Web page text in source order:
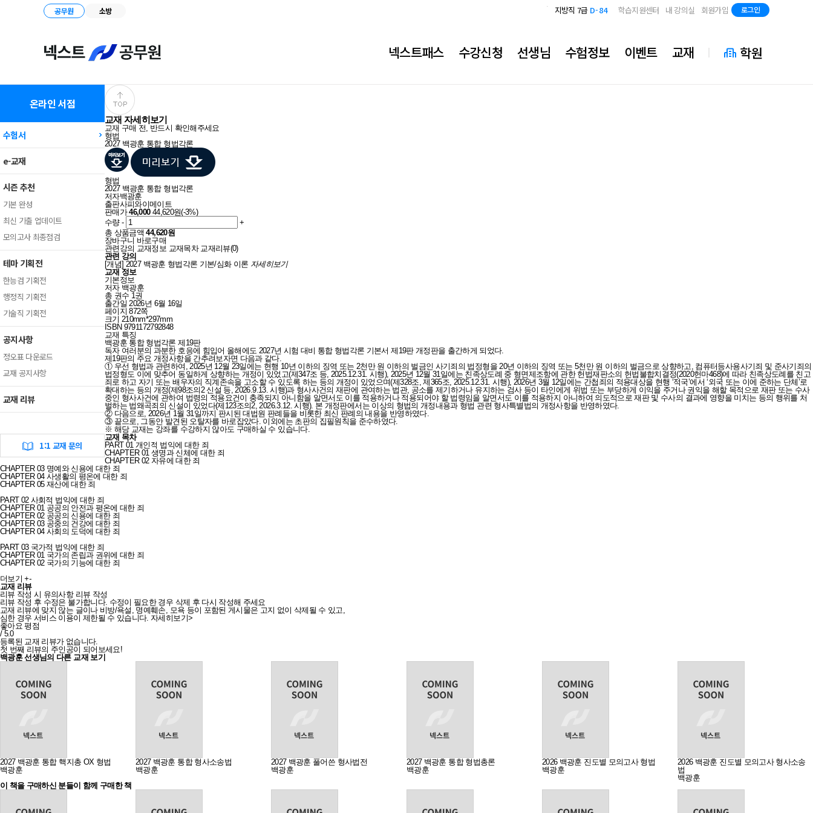
공무원 소방 학습지원센터 내 강의실 회원가입 로그인
지방직 7급 D-84
국가직 7급 2차
넥스트패스 수강신청 선생님 수험정보 이벤트 교재 학원
온라인 서점
수험서
e-교재
시즌 추천
기본 완성
최신 기출 업데이트
모의고사 최종점검
테마 기획전
한능검 기획전
행정직 기획전
기술직 기획전
공지사항
정오표 다운로드
교재 공지사항
교재 리뷰
1:1 교재 문의
교재 자세히보기
교재 구매 전, 반드시 확인해주세요
형법
2027 백광훈 통합 형법각론
형법
2027 백광훈 통합 형법각론
저자백광훈
출판사피와이메이트
판매가46,00044,620원(-3%)
수량 -
+
총 상품금액 44,620원
장바구니 바로구매
관련강의 교재정보 교재목차 교재리뷰(0)
관련 강의
[개념] 2027 백광훈 형법각론 기본/심화 이론 자세히보기
교재 정보
기본정보
저자 백광훈
총 권수 1권
출간일 2026년 6월 16일
페이지 872쪽
크기 210mm*297mm
ISBN 9791172792848
교재 특징
백광훈 통합 형법각론 제19판
독자 여러분의 과분한 호응에 힘입어 올해에도 2027년 시험 대비 통합 형법각론 기본서 제19판 개정판을 출간하게 되었다.
제19판의 주요 개정사항을 간추려보자면 다음과 같다.
① 우선 형법과 관련하여, 2025년 12월 23일에는 현행 10년 이하의 징역 또는 2천만 원 이하의 벌금인 사기죄의 법정형을 20년 이하의 징역 또는 5천만 원 이하의 벌금으로 상향하고, 컴퓨터등사용사기죄 및 준사기죄의
법정형도 이에 맞추어 동일하게 상향하는 개정이 있었고(제347조 등, 2025.12.31. 시행), 2025년 12월 31일에는 친족상도례 중 형면제조항에 관한 헌법재판소의 헌법불합치결정(2020헌마468)에 따라 친족상도례를 친고
죄로 하고 자기 또는 배우자의 직계존속을 고소할 수 있도록 하는 등의 개정이 있었으며(제328조, 제365조, 2025.12.31. 시행), 2026년 3월 12일에는 간첩죄의 적용대상을 현행 ‘적국’에서 ‘외국 또는 이에 준하는 단체’로
확대하는 등의 개정(제98조의2 신설 등, 2026.9.13. 시행)과 형사사건의 재판에 관여하는 법관, 공소를 제기하거나 유지하는 검사 등이 타인에게 위법 또는 부당하게 이익을 주거나 권익을 해할 목적으로 재판 또는 수사
중인 형사사건에 관하여 법령의 적용요건이 충족되지 아니함을 알면서도 이를 적용하거나 적용되어야 할 법령임을 알면서도 이를 적용하지 아니하여 의도적으로 재판 및 수사의 결과에 영향을 미치는 등의 행위를 처
벌하는 법왜곡죄의 신설이 있었다(제123조의2, 2026.3.12. 시행). 본 개정판에서는 이상의 형법의 개정내용과 형법 관련 형사특별법의 개정사항을 반영하였다.
② 다음으로, 2026년 1월 31일까지 판시된 대법원 판례들을 비롯한 최신 판례의 내용을 반영하였다.
③ 끝으로, 그동안 발견된 오탈자를 바로잡았다. 이외에는 초판의 집필원칙을 준수하였다.
※ 해당 교재는 강좌를 수강하지 않아도 구매하실 수 있습니다.
교재 목차
PART 01 개인적 법익에 대한 죄
CHAPTER 01 생명과 신체에 대한 죄
CHAPTER 02 자유에 대한 죄
CHAPTER 03 명예와 신용에 대한 죄
CHAPTER 04 사생활의 평온에 대한 죄
CHAPTER 05 재산에 대한 죄
PART 02 사회적 법익에 대한 죄
CHAPTER 01 공공의 안전과 평온에 대한 죄
CHAPTER 02 공공의 신용에 대한 죄
CHAPTER 03 공중의 건강에 대한 죄
CHAPTER 04 사회의 도덕에 대한 죄
PART 03 국가적 법익에 대한 죄
CHAPTER 01 국가의 존립과 권위에 대한 죄
CHAPTER 02 국가의 기능에 대한 죄
더보기+-
교재 리뷰
리뷰 작성 시 유의사항 리뷰 작성
리뷰 작성 후 수정은 불가합니다. 수정이 필요한 경우 삭제 후 다시 작성해 주세요
교재 리뷰에 맞지 않는 글이나 비방/욕설, 명예훼손, 모욕 등이 포함된 게시물은 고지 없이 삭제될 수 있고,
심한 경우 서비스 이용이 제한될 수 있습니다.자세히보기>
좋아요 평점
/ 5.0
등록된 교재 리뷰가 없습니다.
첫 번째 리뷰의 주인공이 되어보세요!
백광훈 선생님의 다른 교재 보기
2027 백광훈 통합 핵지총 OX 형법
백광훈
2027 백광훈 통합 형사소송법
백광훈
2027 백광훈 풀어쓴 형사법전
백광훈
2027 백광훈 통합 형법총론
백광훈
2026 백광훈 진도별 모의고사 형법
백광훈
2026 백광훈 진도별 모의고사 형사소송
법
백광훈
이 책을 구매하신 분들이 함께 구매한 책